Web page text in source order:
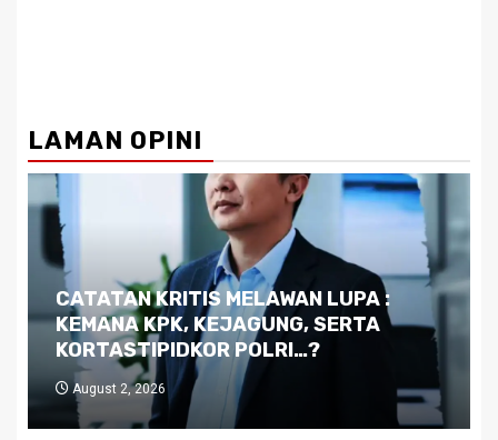
LAMAN OPINI
Dilema Kaltim di Tengah Krisis:
Kutukan Sumber Daya Alam dan
Pemimpin yang Tak Kreatif
July 29, 2026